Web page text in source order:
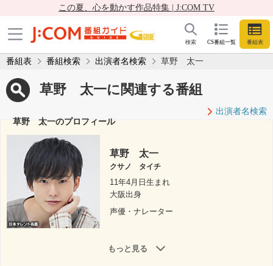
この夏、心を動かす作品特集 | J:COM TV
CS番組一覧 番組表
検索
番組表 番組検索 出演者名検索 草野 太一
草野 太一に関連する番組
出演者名検索
草野 太一のプロフィール
草野 太一
クサノ タイチ
11年4月日生まれ
大阪出身
声優・ナレーター
もっと見る